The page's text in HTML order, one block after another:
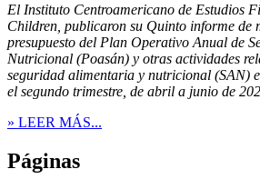
El Instituto Centroamericano de Estudios
Children, publicaron su Quinto informe de
presupuesto del Plan Operativo Anual de
Nutricional (Poasán) y otras actividades
seguridad alimentaria y nutricional (SAN)
el segundo trimestre, de abril a junio de
» LEER MÁS...
Páginas